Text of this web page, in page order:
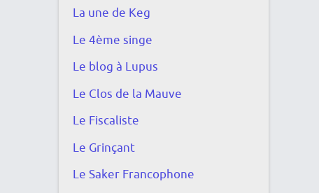
La une de Keg
Le 4ème singe
Le blog à Lupus
Le Clos de la Mauve
Le Fiscaliste
Le Grinçant
Le Saker Francophone